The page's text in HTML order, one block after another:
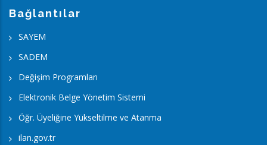
Bağlantılar
SAYEM
SADEM
Değişim Programları
Elektronik Belge Yönetim Sistemi
Öğr. Üyeliğine Yükseltilme ve Atanma
ilan.gov.tr